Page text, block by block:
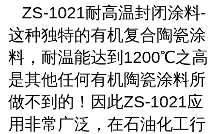
ZS-1021耐高温封闭涂料-
这种独特的有机复合陶瓷涂
料，耐温能达到1200℃之高
是其他任何有机陶瓷涂料所
做不到的！因此ZS-1021应
用非常广泛，在石油化工行